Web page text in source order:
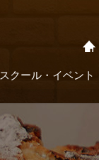
スクール・イベント